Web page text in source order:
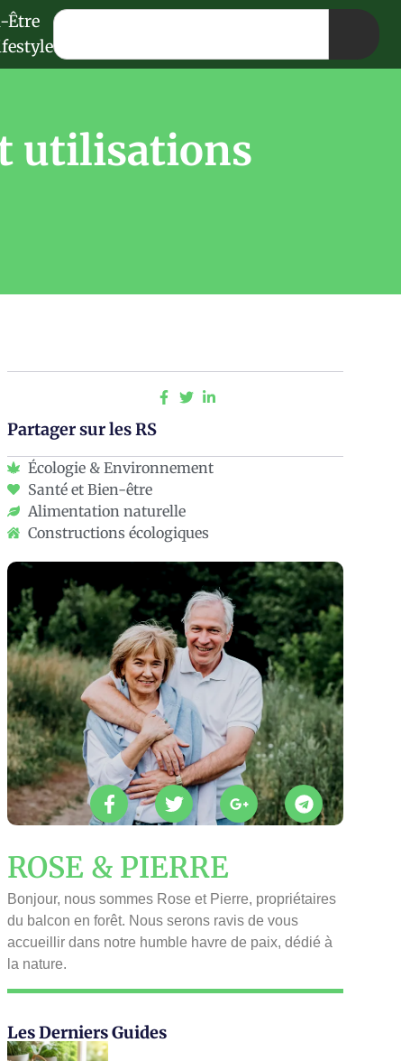
Être
utilisations
Partager sur les RS
Écologie & Environnement
Santé et Bien-être
Alimentation naturelle
Constructions écologiques
ROSE & PIERRE
Bonjour, nous sommes Rose et Pierre, propriétaires
du balcon en forêt. Nous serons ravis de vous
accueillir dans notre humble havre de paix, dédié à
la nature.
Les Derniers Guides